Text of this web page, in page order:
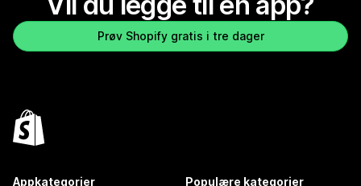
Prøv Shopify gratis i tre dager
Appkategorier Populære kategorier